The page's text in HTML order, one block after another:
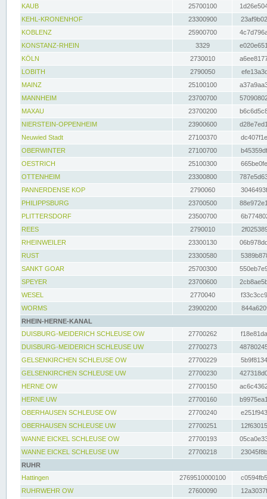
KAUB
25700100
KEHL-KRONENHOF
23300900
KOBLENZ
25900700
KONSTANZ-RHEIN
3329
KÖLN
2730010
LOBITH
2790050
MAINZ
25100100
MANNHEIM
23700700
MAXAU
23700200
NIERSTEIN-OPPENHEIM
23900600
Neuwied Stadt
27100370
OBERWINTER
27100700
OESTRICH
25100300
OTTENHEIM
23300800
PANNERDENSE KOP
2790060
PHILIPPSBURG
23700500
PLITTERSDORF
23500700
REES
2790010
RHEINWEILER
23300130
RUST
23300580
SANKT GOAR
25700300
SPEYER
23700600
WESEL
2770040
WORMS
23900200
RHEIN-HERNE-KANAL
DUISBURG-MEIDERICH SCHLEUSE OW
27700262
DUISBURG-MEIDERICH SCHLEUSE UW
27700273
GELSENKIRCHEN SCHLEUSE OW
27700229
GELSENKIRCHEN SCHLEUSE UW
27700230
HERNE OW
27700150
HERNE UW
27700160
OBERHAUSEN SCHLEUSE OW
27700240
OBERHAUSEN SCHLEUSE UW
27700251
WANNE EICKEL SCHLEUSE OW
27700193
WANNE EICKEL SCHLEUSE UW
27700218
RUHR
Hattingen
2769510000100
RUHRWEHR OW
27600090